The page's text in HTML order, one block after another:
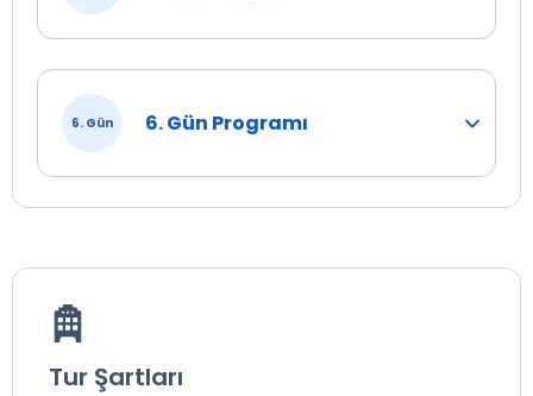
6. Gün 6. Gün Programı
Tur Şartları